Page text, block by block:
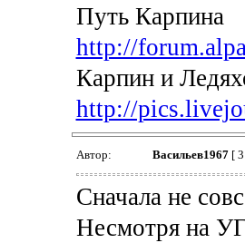
Путь Карпина
http://
Карпин и
http://
Автор: Васильев1967[
Сначала не
Несмотря на